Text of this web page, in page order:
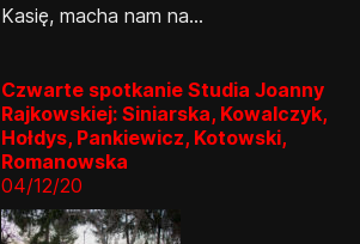
Kasię, macha nam na...
Czwarte spotkanie Studia Joanny
Rajkowskiej: Siniarska, Kowalczyk,
Hołdys, Pankiewicz, Kotowski,
Romanowska
04/12/20